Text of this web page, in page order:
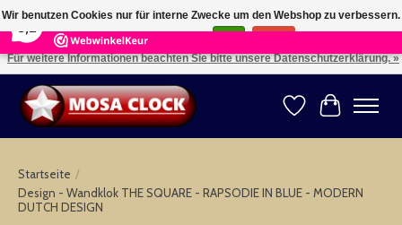
164 Reviews ×
Kies uw taal: NL -- Wählen Sie ihre Sprache: DE -- Choose your language: EN ⇓ ⇒
Wunschzettel
Ihr
Startseite /
Design - Wandklok THE SQUARE - RAPSODIE IN BLUE - MODERN
DUTCH DESIGN
Wir benutzen Cookies nur für interne Zwecke um den Webshop zu verbessern.
Ist das in Ordnung?
Für weitere Informationen beachten Sie bitte unsere Datenschutzerklärung. »